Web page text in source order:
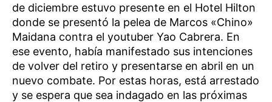
de diciembre estuvo presente en el Hotel Hilton
donde se presentó la pelea de Marcos «Chino»
Maidana contra el youtuber Yao Cabrera. En
ese evento, había manifestado sus intenciones
de volver del retiro y presentarse en abril en un
nuevo combate. Por estas horas, está arrestado
y se espera que sea indagado en las próximas